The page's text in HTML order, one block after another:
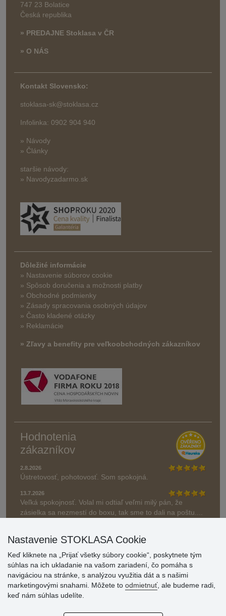
747 23 Bolatice
Česká republika
» PREDAJNE Stoklasa v ČR
» O NÁS
Kontakt Slovensko:
stoklasa-sk@stoklasa.cz
Infolinka: 0902 904 940
» Návody
» Články
staršie návody:
» Navodyzadarmo.sk
Dôležité informácie
» Nastavenie súborov cookie
» Spôsob doručenia a možnosti platby
» Obchodné podmienky
» Zásady spracovania osobných údajov
» Často kladené otázky
» Reklamácie
» Zľavy a benefity pre veľkoobchodných zákazníkov
Hodnotenia
zákazníkov
2.8.2026
Ústretovosť, pohotovosť. Som spokojná.
13.7.2026
Veľká spokojnosť. Volal mi odtiaľ veľmi milý pán, že
zásielka sa nezmestí do boxu, tak sme to dali na poštu....
» Aktuálne 6948 recenzií
Nastavenie STOKLASA Cookie
Keď kliknete na „Prijať všetky súbory cookie“, poskytnete tým
súhlas na ich ukladanie na vašom zariadení, čo pomáha s
navigáciou na stránke, s analýzou využitia dát a s našimi
marketingovými snahami. Môžete to odmietnuť, ale budeme radi,
keď nám súhlas udelíte.